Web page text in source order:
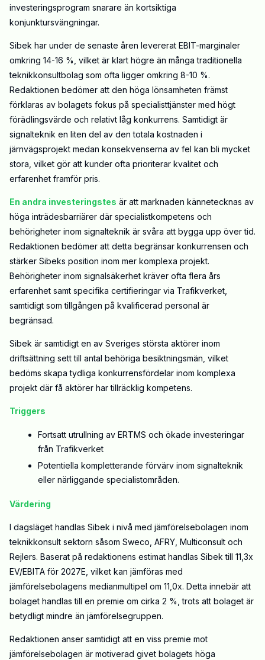
investeringsprogram snarare än kortsiktiga
konjunktursvängningar.
Sibek har under de senaste åren levererat EBIT-marginaler
omkring 14-16 %, vilket är klart högre än många traditionella
teknikkonsultbolag som ofta ligger omkring 8-10 %.
Redaktionen bedömer att den höga lönsamheten främst
förklaras av bolagets fokus på specialisttjänster med högt
förädlingsvärde och relativt låg konkurrens. Samtidigt är
signalteknik en liten del av den totala kostnaden i
järnvägsprojekt medan konsekvenserna av fel kan bli mycket
stora, vilket gör att kunder ofta prioriterar kvalitet och
erfarenhet framför pris.
En andra investeringstes är att marknaden kännetecknas av
höga inträdesbarriärer där specialistkompetens och
behörigheter inom signalteknik är svåra att bygga upp över tid.
Redaktionen bedömer att detta begränsar konkurrensen och
stärker Sibeks position inom mer komplexa projekt.
Behörigheter inom signalsäkerhet kräver ofta flera års
erfarenhet samt specifika certifieringar via Trafikverket,
samtidigt som tillgången på kvalificerad personal är
begränsad.
Sibek är samtidigt en av Sveriges största aktörer inom
driftsättning sett till antal behöriga besiktningsmän, vilket
bedöms skapa tydliga konkurrensfördelar inom komplexa
projekt där få aktörer har tillräcklig kompetens.
Triggers
Fortsatt utrullning av ERTMS och ökade investeringar
från Trafikverket
Potentiella kompletterande förvärv inom signalteknik
eller närliggande specialistområden.
Värdering
I dagsläget handlas Sibek i nivå med jämförelsebolagen inom
teknikkonsult sektorn såsom Sweco, AFRY, Multiconsult och
Rejlers. Baserat på redaktionens estimat handlas Sibek till 11,3x
EV/EBITA för 2027E, vilket kan jämföras med
jämförelsebolagens medianmultipel om 11,0x. Detta innebär att
bolaget handlas till en premie om cirka 2 %, trots att bolaget är
betydligt mindre än jämförelsegruppen.
Redaktionen anser samtidigt att en viss premie mot
jämförelsebolagen är motiverad givet bolagets höga